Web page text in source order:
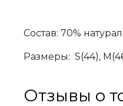
Состав: 70%
Размеры: S(44),
Отзывы о